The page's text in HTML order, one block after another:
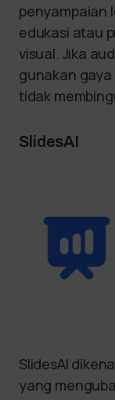
penyampaian
edukasi atau
visual. Jika
gunakan
tidak
SlidesAI
SlidesAI
yang